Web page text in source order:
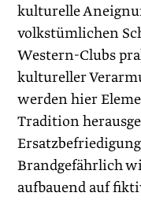
kulturelle
volkstümlichen
Western-Clubs
kultureller
werden hier
Tradition
Brandgefährlich
aufbauend auf